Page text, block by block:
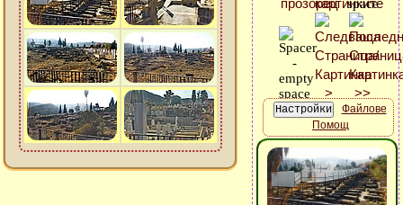
Файлове
Помощ